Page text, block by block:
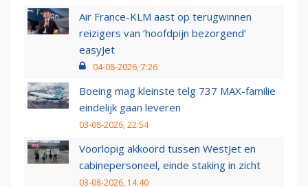
Air France-KLM aast op terugwinnen
reizigers van ‘hoofdpijn bezorgend’
easyJet
04-08-2026, 7:26
Boeing mag kleinste telg 737 MAX-familie
eindelijk gaan leveren
03-08-2026, 22:54
Voorlopig akkoord tussen WestJet en
cabinepersoneel, einde staking in zicht
03-08-2026, 14:40